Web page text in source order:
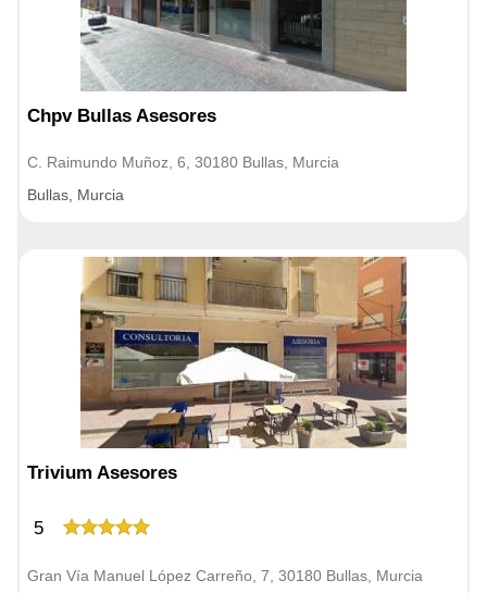
Chpv Bullas Asesores
C. Raimundo Muñoz, 6, 30180 Bullas, Murcia
Bullas, Murcia
Trivium Asesores
5
Gran Vía Manuel López Carreño, 7, 30180 Bullas, Murcia